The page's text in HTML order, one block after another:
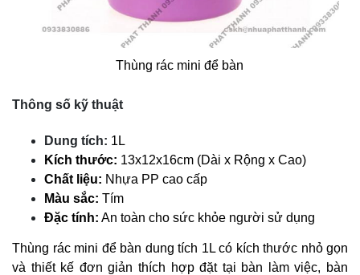
Thùng rác mini để bàn
Thông số kỹ thuật
Dung tích: 1L
Kích thước: 13x12x16cm (Dài x Rộng x Cao)
Chất liệu: Nhựa PP cao cấp
Màu sắc: Tím
Đặc tính: An toàn cho sức khỏe người sử dụng
Thùng rác mini để bàn dung tích 1L có kích thước nhỏ gọn
và thiết kế đơn giản thích hợp đặt tại bàn làm việc, bàn